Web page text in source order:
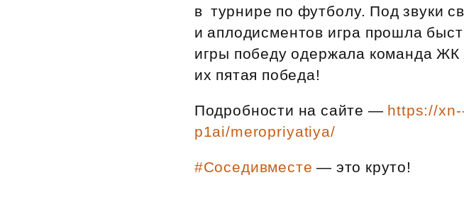
Субсидии
в турнире по футболу. Под звуки
и аплодисментов игра прошла
игры победу одержала команда
их пятая победа!
Подробности на сайте — https://
p1ai/meropriyatiya/
#Соседивместе — это круто!